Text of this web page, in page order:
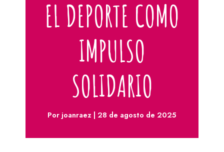
EL DEPORTE COMO
IMPULSO
SOLIDARIO
Por joanraez | 28 de agosto de 2025